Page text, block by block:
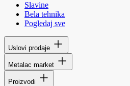
Slavine
Bela tehnika
Pogledaj sve
Uslovi prodaje
Metalac market
Proizvodi